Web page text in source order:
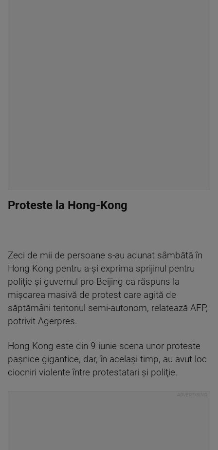
Proteste la Hong-Kong
Zeci de mii de persoane s-au adunat sâmbătă în
Hong Kong pentru a-şi exprima sprijinul pentru
poliţie şi guvernul pro-Beijing ca răspuns la
mişcarea masivă de protest care agită de
săptămâni teritoriul semi-autonom, relatează AFP,
potrivit Agerpres.
Hong Kong este din 9 iunie scena unor proteste
paşnice gigantice, dar, în acelaşi timp, au avut loc
ciocniri violente între protestatari şi poliţie.